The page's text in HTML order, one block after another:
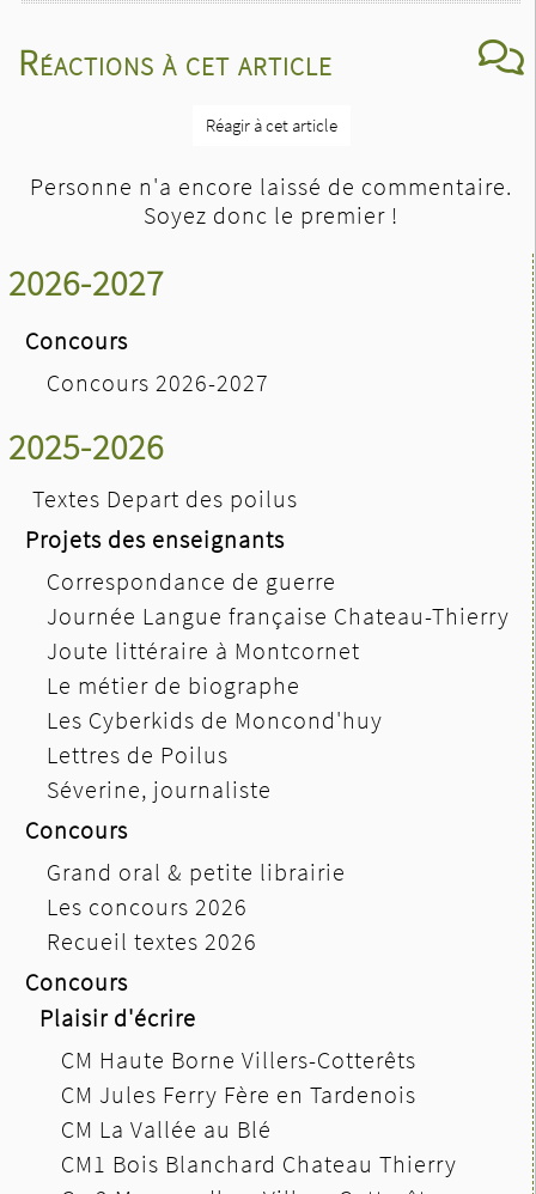
2026-2027
Concours
Concours 2026-2027
2025-2026
Textes Depart des poilus
Projets des enseignants
Correspondance de guerre
Journée Langue française Chateau-Thierry
Joute littéraire à Montcornet
Le métier de biographe
Les Cyberkids de Moncond'huy
Lettres de Poilus
Séverine, journaliste
Concours
Grand oral & petite librairie
Les concours 2026
Recueil textes 2026
Concours
Plaisir d'écrire
CM Haute Borne Villers-Cotterêts
CM Jules Ferry Fère en Tardenois
CM La Vallée au Blé
CM1 Bois Blanchard Chateau Thierry
Réactions à cet article
Réagir à cet article
Personne n'a encore laissé de commentaire.
Soyez donc le premier !